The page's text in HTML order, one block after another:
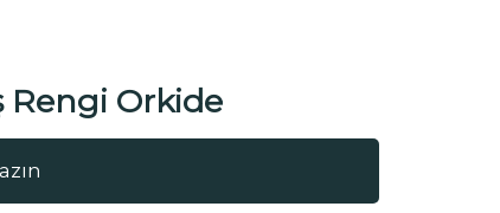
Rengi Orkide